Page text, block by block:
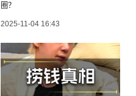
圈？
2025-11-04 16:43